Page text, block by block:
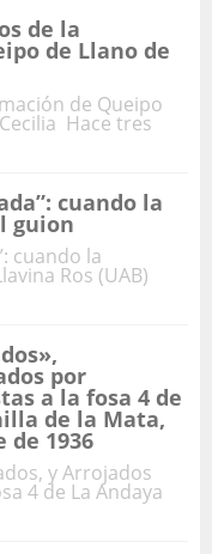
de la
de Llano de
de Queipo
Hace tres
cuando la
guion
cuando la
Ros (UAB)
por
a la fosa 4 de
de la Mata,
de 1936
y Arrojados
4 de La Andaya